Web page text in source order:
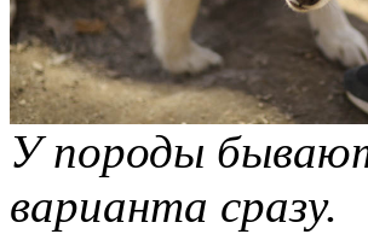
У породы
варианта сразу.